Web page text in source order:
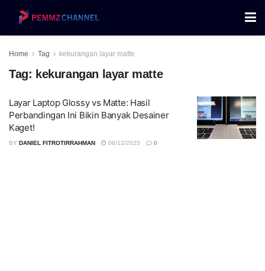
Home Tag kekurangan layar matte
Tag: kekurangan layar matte
Layar Laptop Glossy vs Matte: Hasil
Perbandingan Ini Bikin Banyak Desainer
Kaget!
BY DANIEL FITROTIRRAHMAN 06/12/2025 0